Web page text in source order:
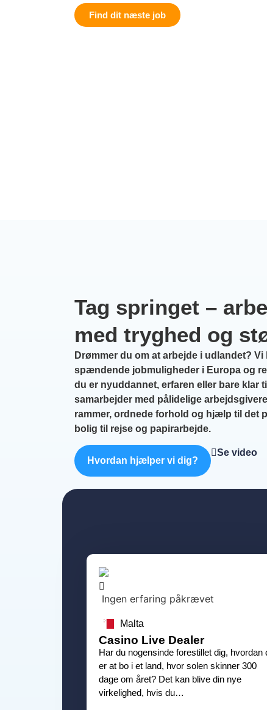
Find dit næste job
Tag springet –
med tryghed og
Drømmer du om at arbejde i udlandet?
spændende jobmuligheder i Europa og
du er nyuddannet, erfaren eller bare klar
samarbejder med pålidelige
rammer, ordnede forhold og hjælp til det
bolig til rejse og papirarbejde.
Hvordan hjælper vi dig?
Se video
Ingen erfaring påkrævet
Malta
Casino Live Dealer
Har du nogensinde forestillet dig, hvordan
er at bo i et land, hvor solen skinner 300
dage om året? Det kan blive din nye
virkelighed, hvis du…